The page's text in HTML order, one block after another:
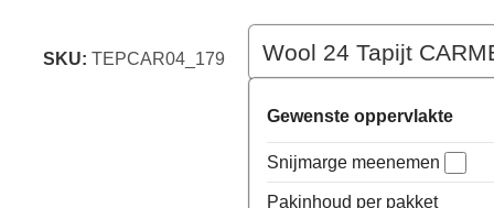
SKU: TEPCAR04_179
Wool 24 Tapijt
Gewenste oppervlakte
Snijmarge meenemen
Pakinhoud per pakket